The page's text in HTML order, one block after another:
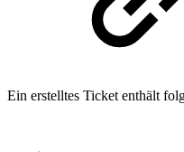
Ein erstelltes Ticket enthält